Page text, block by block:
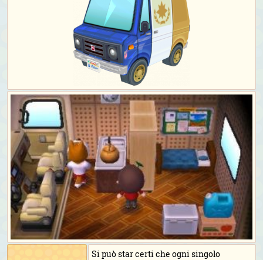
Si può star certi che ogni singolo